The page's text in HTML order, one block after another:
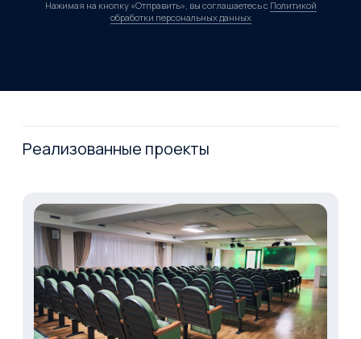
Разработка ПО
Обслуживание и сервис инженерных систем
Системная интеграция
Разработка и внедрение информационных систем
Мультимедийные решения
Сервис и техническая поддержка ИТ-
инфраструктуры
ИТ-консалтинг
Цифровая трансформация
Кибербезопасность